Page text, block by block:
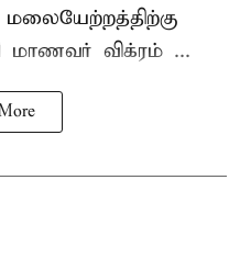
மாணவர் விக்ரம் ...